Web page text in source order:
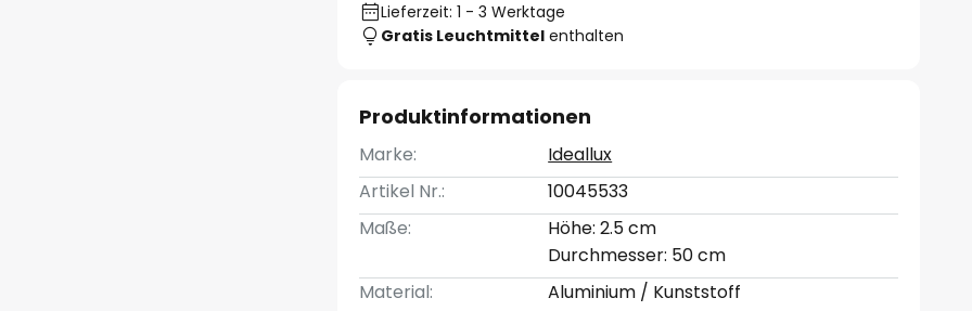
Lieferzeit: 1 - 3 Werktage
Gratis Leuchtmittel enthalten
Produktinformationen
Marke:
Ideallux
Artikel Nr.:
10045533
Maße:
Höhe: 2.5 cm
Durchmesser: 50 cm
Material:
Aluminium / Kunststoff